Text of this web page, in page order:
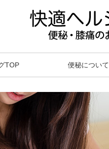
TOP 便秘について